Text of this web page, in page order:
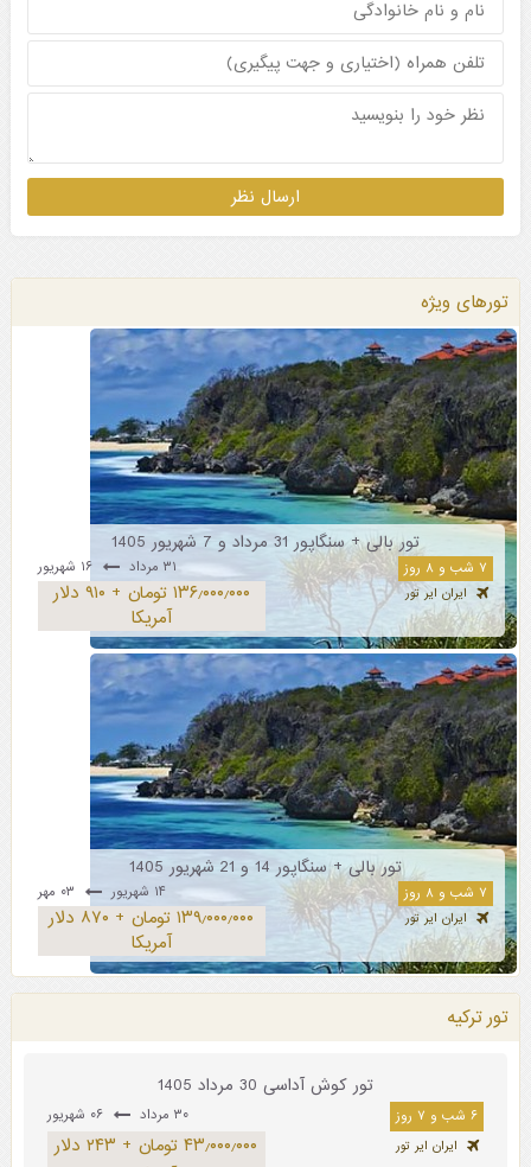
تورهای ویژه
تور بالی + سنگاپور 31 مرداد و 7 شهریور 1405
۷ شب و ۸ روز ۳۱ مرداد ۱۶ شهریور
ایران ایر تور
۱۳۶٫۰۰۰٫۰۰۰ تومان + ۹۱۰ دلار
آمریکا
تور بالی + سنگاپور 14 و 21 شهریور 1405
۷ شب و ۸ روز ۱۴ شهریور
ایران ایر تور
۱۳۹٫۰۰۰٫۰۰۰ تومان + ۸۷۰ دلار
آمریکا
تور ترکیه
تور کوش آداسی 30 مرداد 1405
۶ شب و ۷ روز ۳۰ مرداد ۰۶ شهریور
ایران ایر تور
۴۳٫۰۰۰٫۰۰۰ تومان + ۲۴۳ دلار